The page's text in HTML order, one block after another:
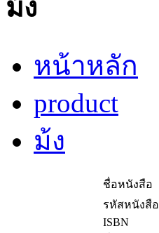
ม้ง
หน้าหลัก
product
ม้ง
ชื่อหนังสือ
รหัสหนังสือ
ISBN